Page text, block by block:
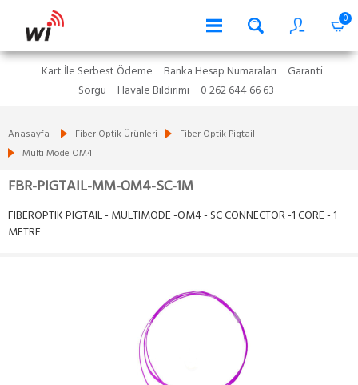
0
Kart İle Serbest Ödeme Banka Hesap Numaraları
Garanti
Sorgu
Havale Bildirimi 0 262 644 66 63
Anasayfa Fiber Optik Ürünleri
Fiber Optik Pigtail
Multi Mode OM4
FBR-PIGTAIL-MM-OM4-SC-1M
FIBEROPTIK PIGTAIL - MULTIMODE -OM4 - SC CONNECTOR -1 CORE - 1
METRE